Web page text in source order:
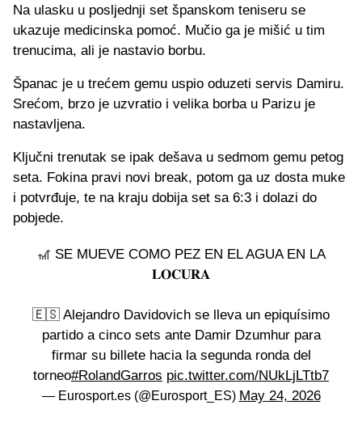
Na ulasku u posljednji set španskom teniseru se
ukazuje medicinska pomoć. Mučio ga je mišić u tim
trenucima, ali je nastavio borbu.
Španac je u trećem gemu uspio oduzeti servis Damiru.
Srećom, brzo je uzvratio i velika borba u Parizu je
nastavljena.
Ključni trenutak se ipak dešava u sedmom gemu petog
seta. Fokina pravi novi break, potom ga uz dosta muke
i potvrđuje, te na kraju dobija set sa 6:3 i dolazi do
pobjede.
🎢 SE MUEVE COMO PEZ EN EL AGUA EN LA
𝐋𝐎𝐂𝐔𝐑𝐀
🇪🇸 Alejandro Davidovich se lleva un epiquísimo
partido a cinco sets ante Damir Dzumhur para
firmar su billete hacia la segunda ronda del
torneo#RolandGarros pic.twitter.com/NUkLjLTtb7
— Eurosport.es (@Eurosport_ES) May 24, 2026